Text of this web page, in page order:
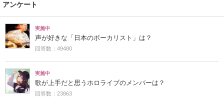
アンケート
実施中
声が好きな「日本のボーカリスト」は？
回答数：49480
実施中
歌が上手だと思うホロライブのメンバーは？
回答数：23863